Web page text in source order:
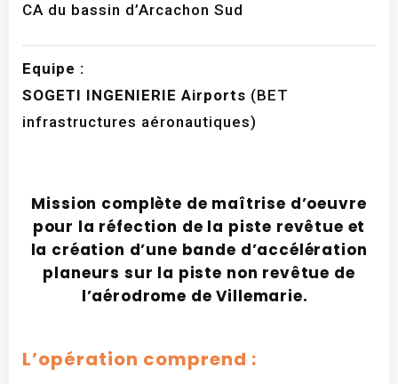
CA du bassin d’Arcachon Sud
Equipe :
SOGETI INGENIERIE Airports (BET
infrastructures aéronautiques)
Mission complète de maîtrise d’oeuvre
pour la réfection de la piste revêtue et
la création d’une bande d’accélération
planeurs sur la piste non revêtue de
l’aérodrome de Villemarie.
L’opération comprend :